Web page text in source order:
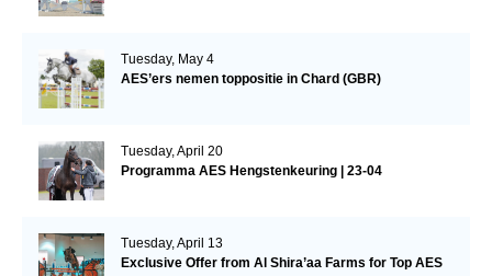
Tuesday, May 4
AES’ers nemen toppositie in Chard (GBR)
Tuesday, April 20
Programma AES Hengstenkeuring | 23-04
Tuesday, April 13
Exclusive Offer from Al Shira’aa Farms for Top AES